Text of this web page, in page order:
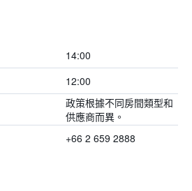
14:00
12:00
政策根據不同房間類型和
供應商而異。
+66 2 659 2888